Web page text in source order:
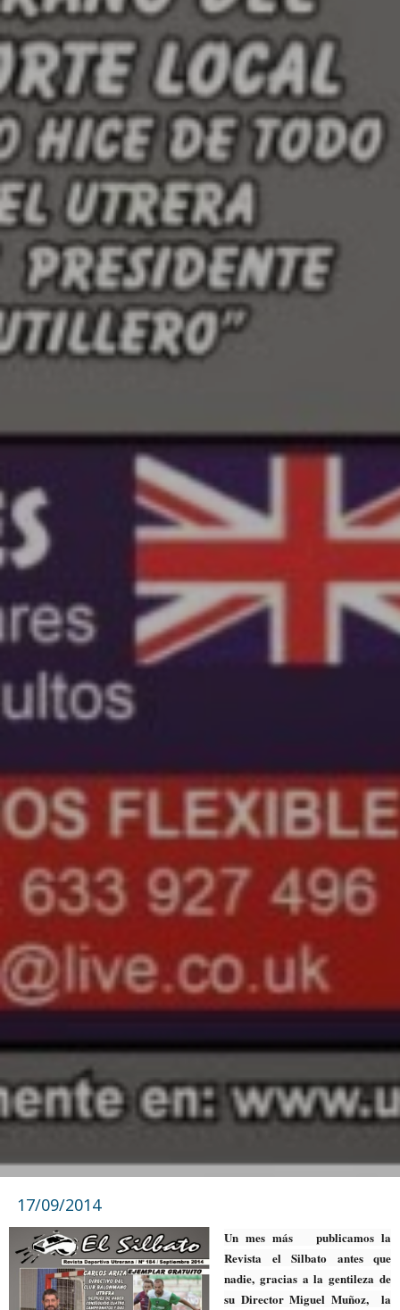
17/09/2014
Un mes más publicamos la
Revista el Silbato antes que
nadie, gracias a la gentileza de
su Director Miguel Muñoz, la